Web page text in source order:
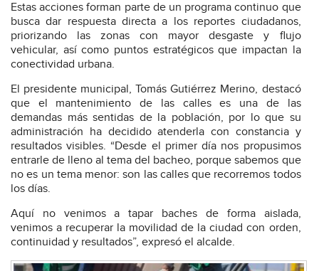
Estas acciones forman parte de un programa continuo que
busca dar respuesta directa a los reportes ciudadanos,
priorizando las zonas con mayor desgaste y flujo
vehicular, así como puntos estratégicos que impactan la
conectividad urbana.
El presidente municipal, Tomás Gutiérrez Merino, destacó
que el mantenimiento de las calles es una de las
demandas más sentidas de la población, por lo que su
administración ha decidido atenderla con constancia y
resultados visibles. “Desde el primer día nos propusimos
entrarle de lleno al tema del bacheo, porque sabemos que
no es un tema menor: son las calles que recorremos todos
los días.
Aquí no venimos a tapar baches de forma aislada,
venimos a recuperar la movilidad de la ciudad con orden,
continuidad y resultados”, expresó el alcalde.